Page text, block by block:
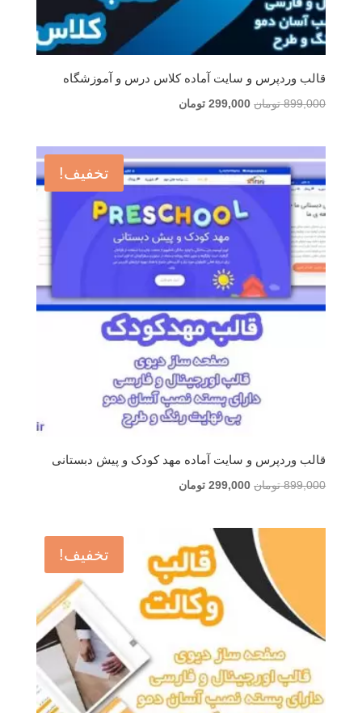
قالب وردپرس و سایت آماده کلاس درس و آموزشگاه
899,000 تومان قیمت
بود.
299,000 تومانقیمت
است.
تخفیف!
قالب وردپرس و سایت آماده مهد کودک و پیش دبستانی
899,000 تومان قیمت
299,000 تومانقیمت
تخفیف!